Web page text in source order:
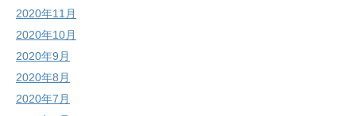
2020年11月
2020年10月
2020年9月
2020年8月
2020年7月